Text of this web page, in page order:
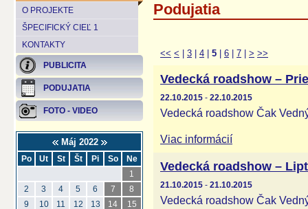
O PROJEKTE
ŠPECIFICKÝ CIEĽ 1
KONTAKTY
PUBLICITA
PODUJATIA
FOTO - VIDEO
Máj 2022
Po Ut St Št Pi So
Ne
1
2
3 4 5 6 7
8
9
10 11 12 13 14
15
Podujatia
<< < 3 4 5 6 7 > >>
Vedecká roadshow –
22.10.2015 - 22.10.2015
Vedecká roadshow Čak
Viac informácií
Vedecká roadshow –
21.10.2015 - 21.10.2015
Vedecká roadshow Čak